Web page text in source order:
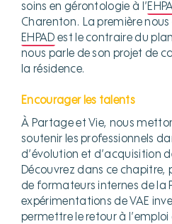
soins en gérontologie à l’
Charenton. La première nous
EHPAD est le contraire du
nous parle de son projet de
la résidence.
Encourager les talents
À Partage et Vie, nous
soutenir les professionnels
d’évolution et d’acquisition
Découvrez dans ce chapitre,
de formateurs internes de la
expérimentations de VAE
permettre le retour à